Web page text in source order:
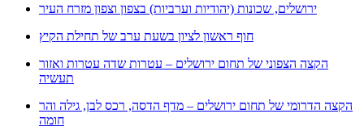
ירושלים, שכונות (יהודיות וערביות) בצפון וצפון מזרח העיר
חוף ראשון לציון בשעת ערב של תחילת הקיץ
הקצה הצפוני של תחום ירושלים – עטרות שדה עטרות ואזור
תעשיה
הקצה הדרומי של תחום ירושלים – מדף הדסה, רכס לבן, גילה והר
חומה